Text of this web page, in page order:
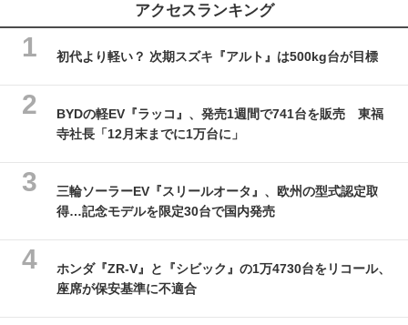
アクセスランキング
初代より軽い？ 次期スズキ『アルト』は500kg台が目標
BYDの軽EV『ラッコ』、発売1週間で741台を販売 東福
寺社長「12月末までに1万台に」
三輪ソーラーEV『スリールオータ』、欧州の型式認定取
得…記念モデルを限定30台で国内発売
ホンダ『ZR-V』と『シビック』の1万4730台をリコール、
座席が保安基準に不適合